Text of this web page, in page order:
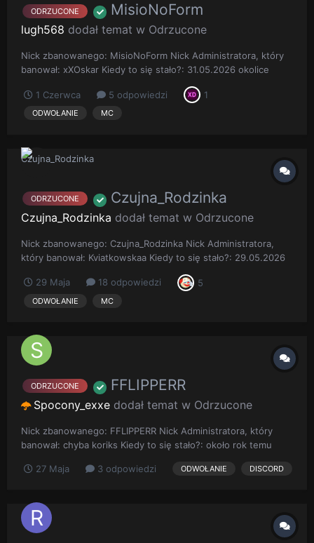
ODRZUCONE MisioNoForm
lugh568 dodał temat w Odrzucone
Nick zbanowanego: MisioNoForm Nick Administratora, który
banował: xXOskar Kiedy to się stało?: 31.05.2026 okolice
godziny 20:30 Opis sytuacji: Dobry wieczór wszystkim.
Wczoraj dostałem mute na tydzień czasu gdzie prześmiewczo
ogólnie pisałem do Shadowa co ma zrobić aby zdobyć gracza
1 Czerwca 5 odpowiedzi 1
ODWOŁANIE MC
ODRZUCONE Czujna_Rodzinka
Czujna_Rodzinka dodał temat w Odrzucone
Nick zbanowanego: Czujna_Rodzinka Nick Administratora,
który banował: Kviatkowskaa Kiedy to się stało?: 29.05.2026
rozpowszechnianie danych osobowych bo napisalem na msg
do osoby która zna gracza o którym pisalem zglosili mnie co
29 Maja 18 odpowiedzi 5
ODWOŁANIE MC
ODRZUCONE FFLIPPERR
Spocony_exxe dodał temat w Odrzucone
Nick zbanowanego: FFLIPPERR Nick Administratora, który
banował: chyba koriks Kiedy to się stało?: około rok temu
byly administrator koriks wkreci nas w biznes 50zl za gram.
unban...
27 Maja 3 odpowiedzi ODWOŁANIE DISCORD